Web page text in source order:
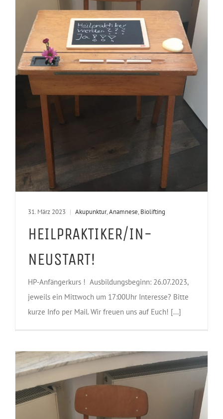
31. März 2023 | Akupunktur,Anamnese, Biolifting
HEILPRAKTIKER/IN-
NEUSTART!
HP-Anfängerkurs ! Ausbildungsbeginn: 26.07.2023,
jeweils ein Mittwoch um 17:00Uhr Interesse? Bitte
kurze Info per Mail. Wir freuen uns auf Euch! [...]